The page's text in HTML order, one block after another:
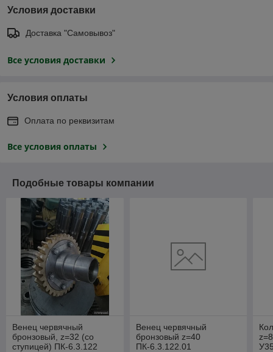
Условия доставки
Доставка "Самовывоз"
Все условия доставки
Условия оплаты
Оплата по реквизитам
Все условия оплаты
Подобные товары компании
Венец червячный
бронзовый, z=32 (со
ступицей) ПК-6.3.122
Венец червячный
бронзовый z=40
ПК-6.3.122.01